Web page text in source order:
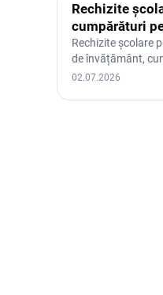
Rechizite
cumpărături
Rechizite școlare
de învățământ,
bine să…
02.07.2026